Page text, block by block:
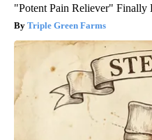
"Potent Pain Reliever" Finally
Triple Green Farms